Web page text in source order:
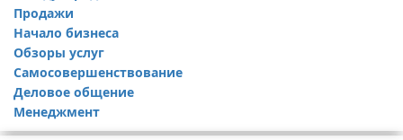
Продажи
Начало бизнеса
Обзоры услуг
Самосовершенствование
Деловое общение
Менеджмент